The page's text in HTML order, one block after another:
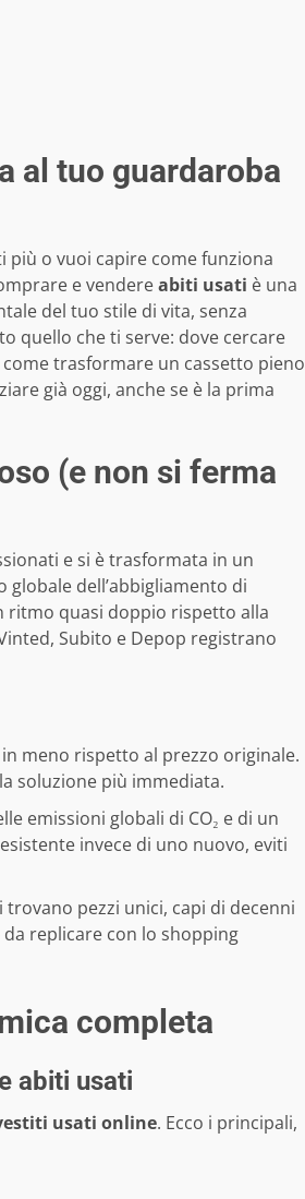
al tuo guardaroba
più o vuoi capire come funziona
e vendereabiti usati è una
del tuo stile di vita, senza
quello che ti serve: dove cercare
trasformare un cassetto pieno
già oggi, anche se è la prima
(e non si ferma
e si è trasformata in un
globale dell’abbigliamento di
ritmo quasi doppio rispetto alla
Subito e Depop registrano
meno rispetto al prezzo originale.
soluzione più immediata.
emissioni globali di CO₂ e di un
invece di uno nuovo, eviti
pezzi unici, capi di decenni
replicare con lo shopping
completa
abiti usati
usati online. Ecco i principali,